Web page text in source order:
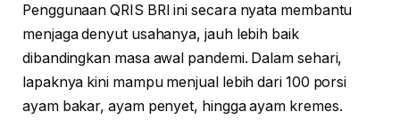
Penggunaan QRIS BRI ini secara nyata membantu
menjaga denyut usahanya, jauh lebih baik
dibandingkan masa awal pandemi. Dalam sehari,
lapaknya kini mampu menjual lebih dari 100 porsi
ayam bakar, ayam penyet, hingga ayam kremes.